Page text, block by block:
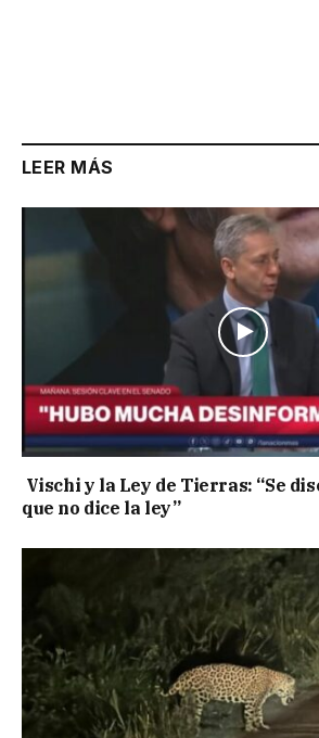
LEER MÁS
Vischi y la Ley de Tierras: “Se
que no dice la ley”